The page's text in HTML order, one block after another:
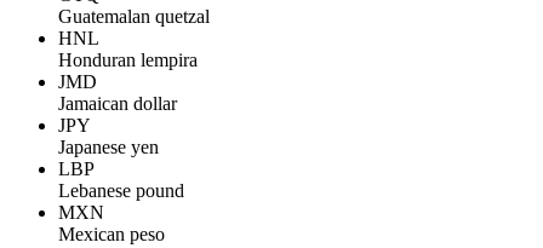
Guatemalan quetzal
HNL
Honduran lempira
JMD
Jamaican dollar
JPY
Japanese yen
LBP
Lebanese pound
MXN
Mexican peso